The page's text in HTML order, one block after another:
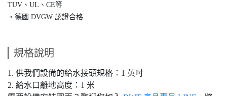
TUV、UL、CE等
・德國 DVGW 認證合格
規格說明
1. 供我們設備的給水接頭規格：1 英吋
2. 給水口離地高度：1 米